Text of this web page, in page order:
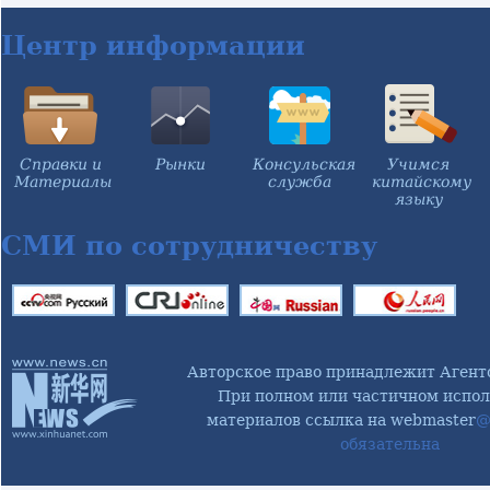
представителей
нацменьшинств
Центр информации
Справки и
Материалы
Рынки
Консульская
служба
Учимся
китайскому
языку
СМИ по сотрудничеству
Авторское право принадлежит
При полном или частичном
материалов ссылка на webmaster
обязательна